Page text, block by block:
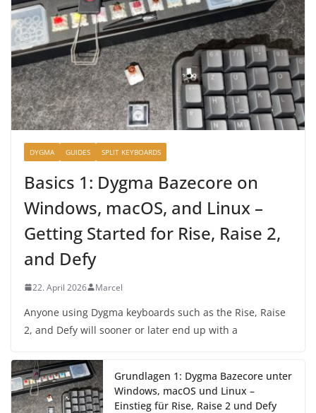
DYGMA GUIDES SPLIT KEYBOARDS
Basics 1: Dygma Bazecore on
Windows, macOS, and Linux –
Getting Started for Rise, Raise 2,
and Defy
22. April 2026 Marcel
Anyone using Dygma keyboards such as the Rise, Raise
2, and Defy will sooner or later end up with a
Grundlagen 1: Dygma Bazecore unter
Windows, macOS und Linux –
Einstieg für Rise, Raise 2 und Defy